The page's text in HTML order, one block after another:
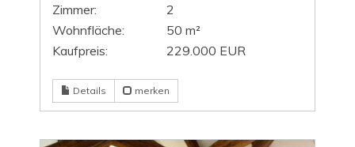
Zimmer:
2
Wohnfläche:
50 m²
Kaufpreis:
229.000 EUR
Details merken